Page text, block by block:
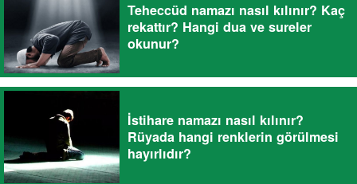
Teheccüd namazı nasıl kılınır? Kaç
rekattır? Hangi dua ve sureler
okunur?
İstihare namazı nasıl kılınır?
Rüyada hangi renklerin görülmesi
hayırlıdır?